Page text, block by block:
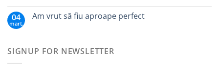
04
mart.
Am vrut să fiu aproape perfect
SIGNUP FOR NEWSLETTER